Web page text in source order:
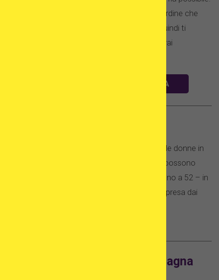
Tutto questo è abbinato a specialisti di prim’ordine che
sanno esattamente cosa stanno facendo, quindi ti
sentirai sicuro di qualsiasi trattamento riceverai
CLINICHE IN PRIMO PIANO IN SPAGNA
Il limite di età per la fecondazione in vitro per le donne in
Spagna è 50. Ci sono cliniche in Spagna che possono
decidere di accettare pazienti piú mature – fino a 52 – in
base a una qualifica speciale e alla decisione presa dai
FIV per coppie lesbiche in Spagna